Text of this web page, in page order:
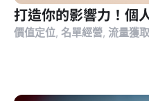
打造你的影響力！個
價值定位, 名單經營, 流量獲取